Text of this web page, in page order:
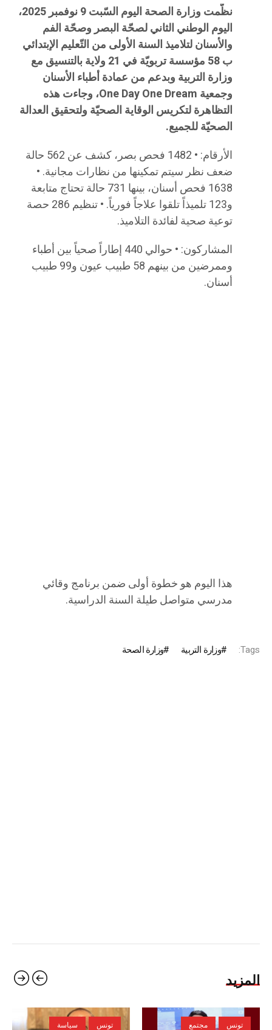
نظّمت وزارة الصحة اليوم السّبت 9 نوفمبر 2025،
اليوم الوطني الثاني لصحّة البصر وصحّة الفم
والأسنان لتلاميذ السنة الأولى من التّعليم الإبتدائي
ب 58 مؤسسة تربويّة في 21 ولاية بالتنسيق مع
وزارة التربية وبدعم من عمادة أطباء الأسنان
وجمعية One Day One Dream، وجاءت هذه
التظاهرة لتكريس الوقاية الصحيّة ولتحقيق العدالة
الصحيّة للجميع.
الأرقام: • 1482 فحص بصر، كشف عن 562 حالة
ضعف نظر سيتم تمكينها من نظارات مجانية. •
1638 فحص أسنان، بينها 731 حالة تحتاج متابعة
و123 تلميذاً تلقوا علاجاً فورياً. • تنظيم 286 حصة
توعية صحية لفائدة التلاميذ.
المشاركون: • حوالي 440 إطاراً صحياً بين أطباء
وممرضين من بينهم 58 طبيب عيون و99 طبيب
أسنان.
هذا اليوم هو خطوة أولى ضمن برنامج وقائي
مدرسي متواصل طيلة السنة الدراسية.
Tags: وزارة التربية وزارة الصحة
المزيد
تونس مجتمع تونس سياسة